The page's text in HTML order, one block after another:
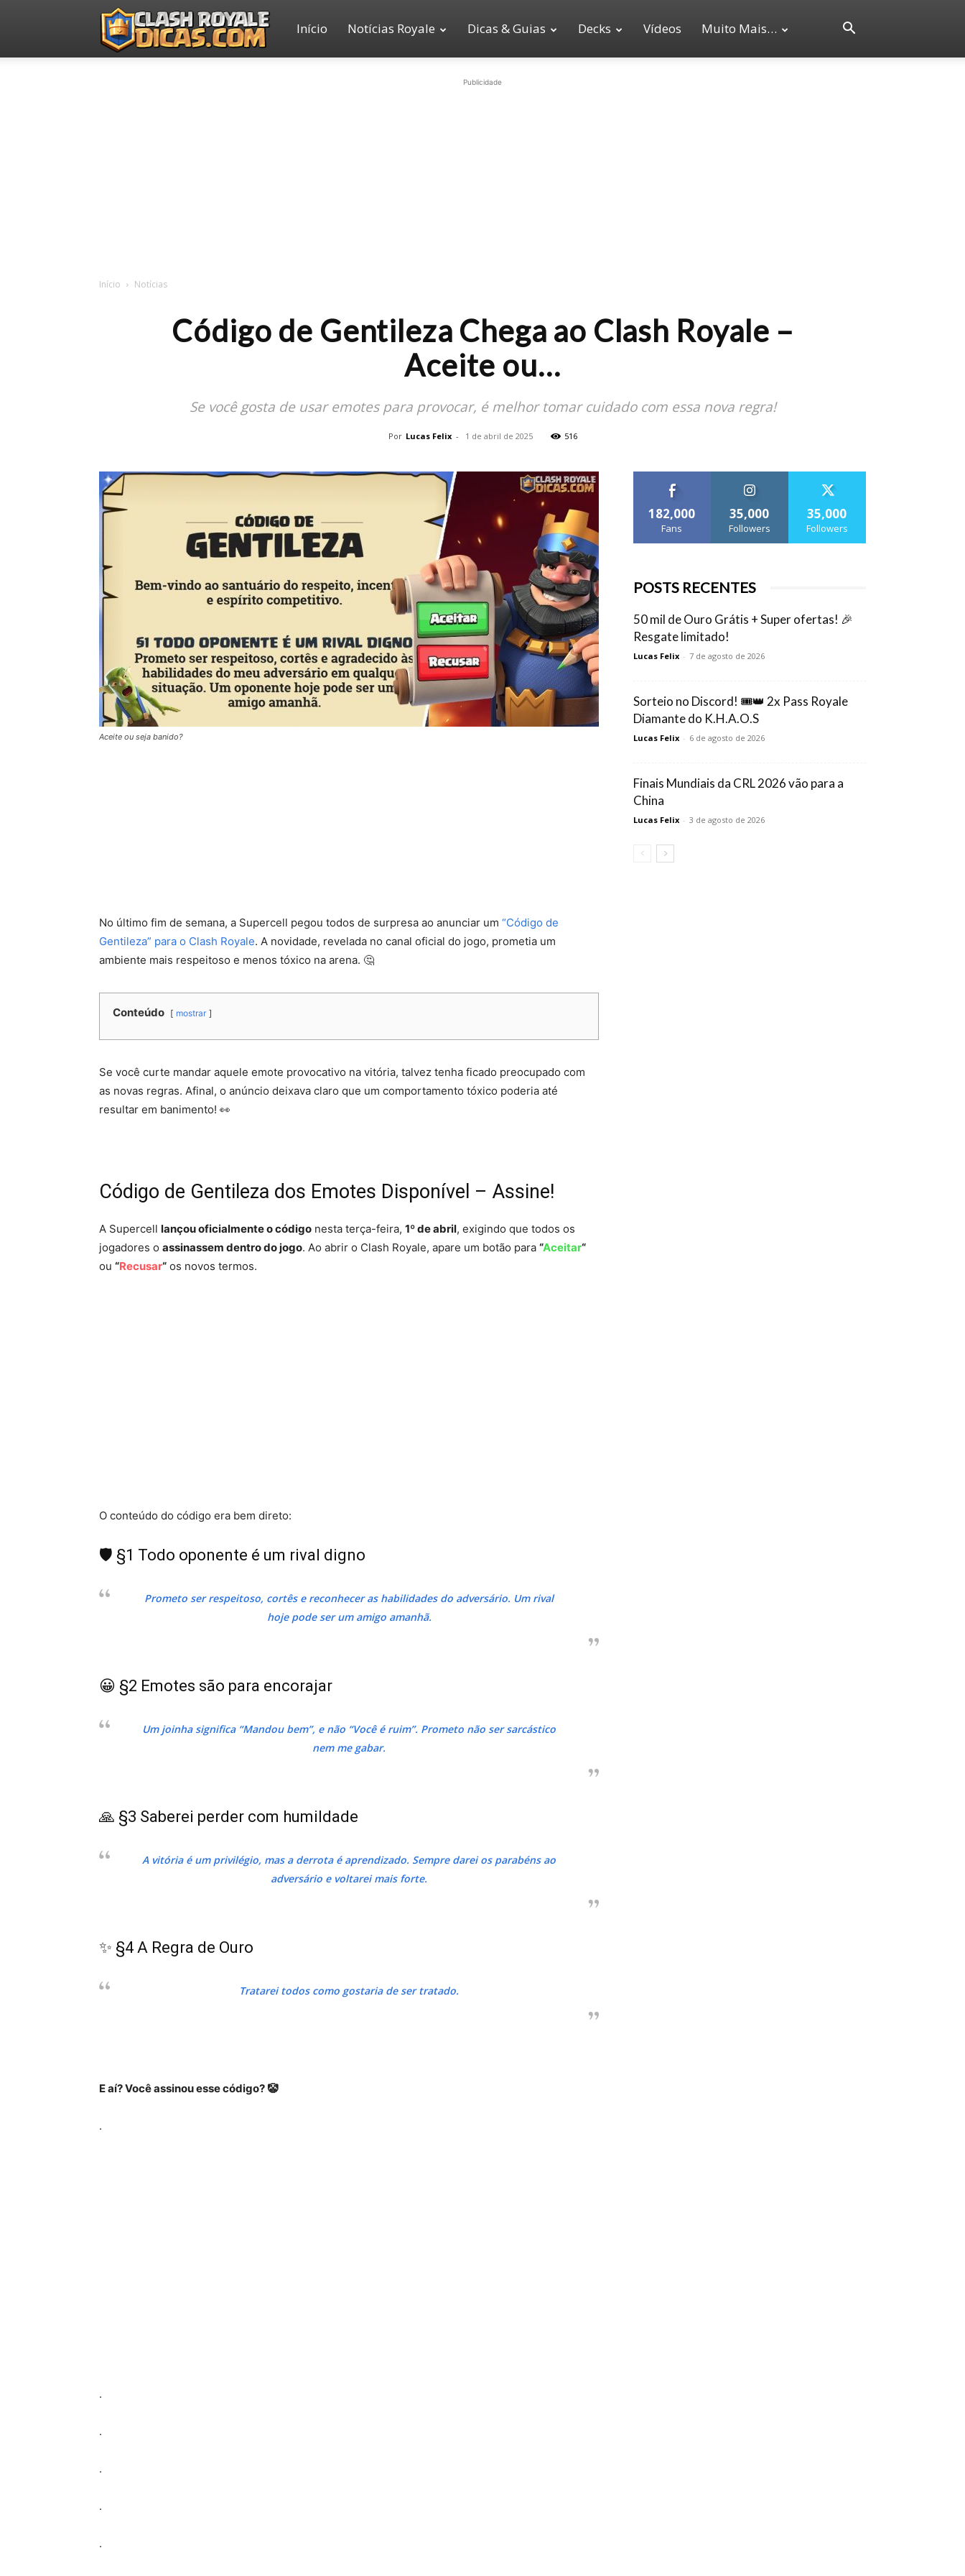
Clash
Início Notícias Royale Dicas & Guias Decks Vídeos Muito Mais…
Publicidade
Início Notícias
Código de Gentileza Chega ao Clash Royale –
Aceite ou…
Se você gosta de usar emotes para provocar, é melhor tomar cuidado com essa nova regra!
Por Lucas Felix - 1 de abril de 2025 516
Aceite ou seja banido?
No último fim de semana, a Supercell pegou todos de surpresa ao anunciar um “Código de
Gentileza” para o Clash Royale. A novidade, revelada no canal oficial do jogo, prometia um
ambiente mais respeitoso e menos tóxico na arena. 🤔
Conteúdo mostrar
Se você curte mandar aquele emote provocativo na vitória, talvez tenha ficado preocupado com
as novas regras. Afinal, o anúncio deixava claro que um comportamento tóxico poderia até
resultar em banimento! 👀
Código de Gentileza dos Emotes Disponível – Assine!
A Supercell lançou oficialmente o código nesta terça-feira, 1º de abril, exigindo que todos os
jogadores o assinassem dentro do jogo. Ao abrir o Clash Royale, apare um botão para “Aceitar“
ou “Recusar“ os novos termos.
O conteúdo do código era bem direto:
🛡️ §1 Todo oponente é um rival digno
Prometo ser respeitoso, cortês e reconhecer as habilidades do adversário. Um rival
hoje pode ser um amigo amanhã.
😀 §2 Emotes são para encorajar
Um joinha significa “Mandou bem”, e não “Você é ruim”. Prometo não ser sarcástico
nem me gabar.
🙏 §3 Saberei perder com humildade
A vitória é um privilégio, mas a derrota é aprendizado. Sempre darei os parabéns ao
adversário e voltarei mais forte.
✨ §4 A Regra de Ouro
Tratarei todos como gostaria de ser tratado.
E aí? Você assinou esse código? 🤡
.
.
.
.
.
.
182,000
Fans
35,000
Followers
35,000
Followers
POSTS RECENTES
50 mil de Ouro Grátis + Super ofertas! 🎉
Resgate limitado!
Lucas Felix - 7 de agosto de 2026
Sorteio no Discord! 🎟️👑 2x Pass Royale
Diamante do K.H.A.O.S
Lucas Felix - 6 de agosto de 2026
Finais Mundiais da CRL 2026 vão para a
China
Lucas Felix - 3 de agosto de 2026